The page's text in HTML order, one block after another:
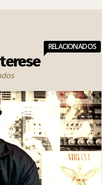
RELACIONADOS